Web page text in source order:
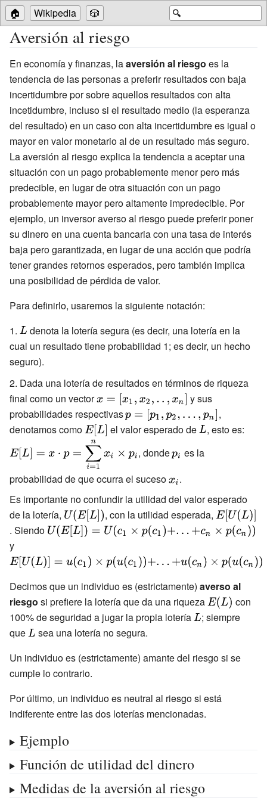
🔍
🏠 Wikipedia 🎲
Aversión al riesgo
En economía y finanzas, laaversión al riesgo es la
tendencia de las personas a preferir resultados con baja
incertidumbre por sobre aquellos resultados con alta
incetidumbre, incluso si el resultado medio (la esperanza
del resultado) en un caso con alta incertidumbre es igual o
mayor en valor monetario al de un resultado más seguro.
La aversión al riesgo explica la tendencia a aceptar una
situación con un pago probablemente menor pero más
predecible, en lugar de otra situación con un pago
probablemente mayor pero altamente impredecible. Por
ejemplo, un inversor averso al riesgo puede preferir poner
su dinero en una cuenta bancaria con una tasa de interés
baja pero garantizada, en lugar de una acción que podría
tener grandes retornos esperados, pero también implica
una posibilidad de pérdida de valor.
Para definirlo, usaremos la siguiente notación:
{\displaystyle
L}
denota la lotería segura (es decir, una lotería en la
cual un resultado tiene probabilidad 1; es decir, un hecho
seguro).
Dada una lotería de resultados en términos de riqueza
final como un vector{\displaystyle x=
[x_{1},x_{2},..,x_{n}]}
y sus
probabilidades respectivas{\displaystyle p=
[p_{1},p_{2},...,p_{n}]}
,
denotamos como{\displaystyle
E[L]}
el valor esperado de{\displaystyle
, esto es:
, donde
p_{i}}
es la
probabilidad de que ocurra el suceso{\displaystyle
x_{i}}
.
Es importante no confundir la utilidad del valor esperado
de la lotería, {\displaystyle
U(E[L])}
, con la utilidad esperada,
E[U(L)]}
. Siendo {\displaystyle
p(c_{1})+...+c_{n}\times
y
E[U(L)]=u(c_{1})\times
p(u(c_{n}))}
Decimos que un individuo es (estrictamente) averso al
riesgo si prefiere la lotería que da una riqueza{\displaystyle
E(L)}
con
100% de seguridad a jugar la propia lotería{\displaystyle
; siempre
que{\displaystyle
sea una lotería no segura.
Un individuo es (estrictamente) amante del riesgo si se
cumple lo contrario.
Por último, un individuo es neutral al riesgo si está
indiferente entre las dos loterías mencionadas.
Ejemplo
Función de utilidad del dinero
Medidas de la aversión al riesgo